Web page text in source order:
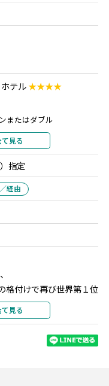
テル★★★★
またはダブル
利用
し
グ オペラ&スパ
し
て見る
指定
経由
格付けで再び世界第１位
。
機内サービス、一流シ
ンメントをお楽しみく
て見る